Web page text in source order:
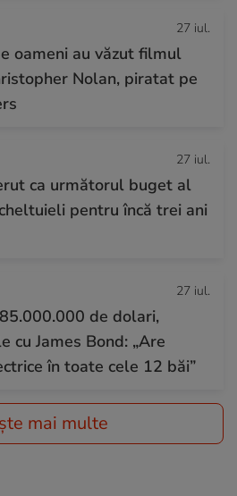
27 iul.
oameni au văzut filmul
Nolan, piratat pe
27 iul.
ca următorul buget al
pentru încă trei ani
27 iul.
de dolari,
cu James Bond: „Are
în toate cele 12 băi”
mai multe